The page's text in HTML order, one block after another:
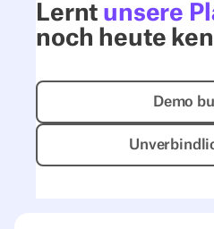
Lernt unsere
noch heute
Demo